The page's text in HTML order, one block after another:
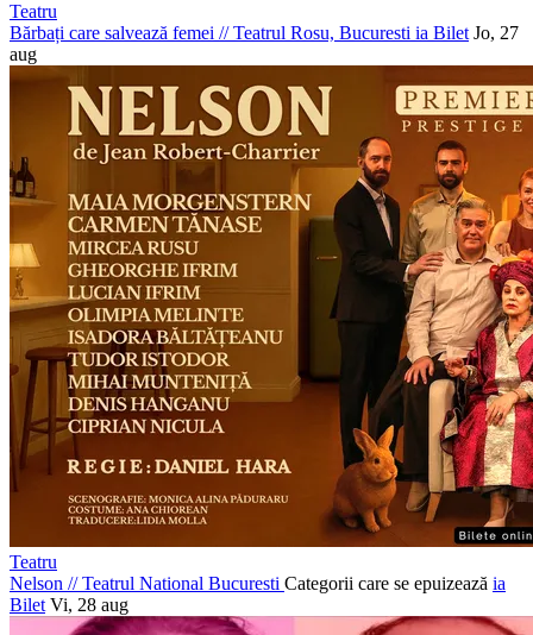
Teatru
Bărbați care salvează femei //Teatrul Rosu, Bucuresti ia Bilet Jo, 27
aug
Teatru
Nelson //Teatrul National Bucuresti Categorii care se epuizează ia
Bilet Vi, 28 aug